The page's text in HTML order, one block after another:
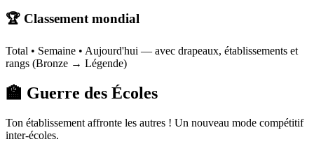
🏆 Classement mondial
Total • Semaine • Aujourd'hui — avec drapeaux, établissements et
rangs (Bronze → Légende)
🏫 Guerre des Écoles
Ton établissement affronte les autres ! Un nouveau mode compétitif
inter-écoles.